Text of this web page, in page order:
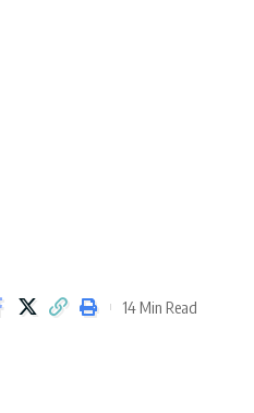
14 Min Read